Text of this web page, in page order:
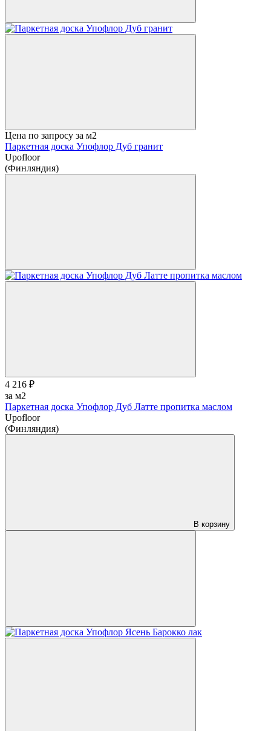
Цена по запросу за м2
Паркетная доска Упофлор Дуб гранит
Upofloor
(Финляндия)
4 216 ₽
за м2
Паркетная доска Упофлор Дуб Латте пропитка маслом
Upofloor
(Финляндия)
В корзину